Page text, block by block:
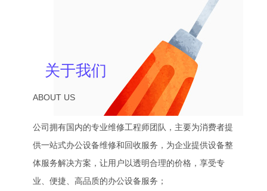
关于我们
ABOUT US
公司拥有国内的专业维修工程师团队，主要为消费者提
供一站式办公设备维修和回收服务，为企业提供设备整
体服务解决方案，让用户以透明合理的价格，享受专
业、便捷、高品质的办公设备服务；